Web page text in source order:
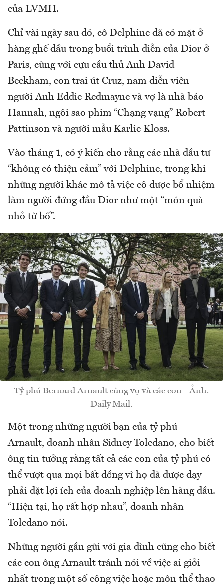
của LVMH.
Chỉ vài ngày sau đó, cô Delphine đã có mặt ở
hàng ghế đầu trong buổi trình diễn của Dior ở
Paris, cùng với cựu cầu thủ Anh David
Beckham, con trai út Cruz, nam diễn viên
người Anh Eddie Redmayne và vợ là nhà báo
Hannah, ngôi sao phim “Chạng vạng” Robert
Pattinson và người mẫu Karlie Kloss.
Vào tháng 1, có ý kiến cho rằng các nhà đầu tư
“không có thiện cảm” với Delphine, trong khi
những người khác mô tả việc cô được bổ nhiệm
làm người đứng đầu Dior như một “món quà
nhỏ từ bố”.
Tỷ phú Bernard Arnault cùng vợ và các con - Ảnh:
Daily Mail.
Một trong những người bạn của tỷ phú
Arnault, doanh nhân Sidney Toledano, cho biết
ông tin tưởng rằng tất cả các con của tỷ phú có
thể vượt qua mọi bất đồng vì họ đã được dạy
phải đặt lợi ích của doanh nghiệp lên hàng đầu.
“Hiện tại, họ rất hợp nhau”, doanh nhân
Toledano nói.
Những người gần gũi với gia đình cũng cho biết
các con ông Arnault tránh nói về việc ai giỏi
nhất trong một số công việc hoặc môn thể thao